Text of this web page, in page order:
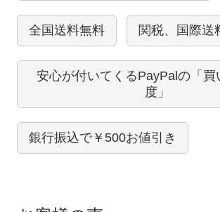
全国送料無料 関税、国際送
安心が付いてくるPayPalの「買
度」
銀行振込で￥500お値引き